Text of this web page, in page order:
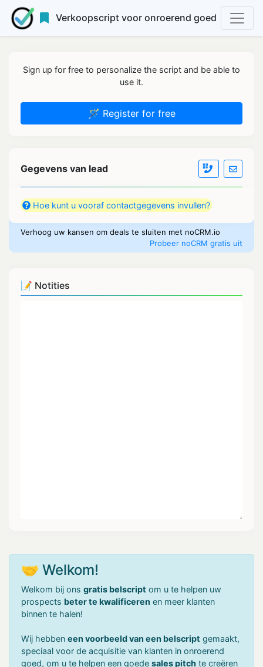
Verkoopscript voor onroerend goed
🤝 Welkom!
Welkom bij ons gratis belscript om u te helpen uw
prospects beter te kwalificeren en meer klanten
binnen te halen!
Wij hebben een voorbeeld van een belscript gemaakt,
speciaal voor de acquisitie van klanten in onroerend
goed, om u te helpen een goede sales pitch te creëren
Sign up for free to personalize the script and be able to
use it.
🪄 Register for free
Gegevens van lead
Hoe kunt u vooraf contactgegevens invullen?
Verhoog uw kansen om deals te sluiten met noCRM.io
Probeer noCRM gratis uit
📝 Notities